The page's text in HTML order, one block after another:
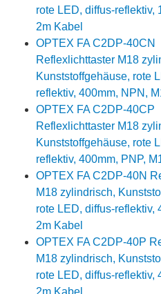
rote LED, diffus-reflektiv,
2m Kabel
OPTEX FA C2DP-40CN
Reflexlichttaster M18
Kunststoffgehäuse, rote
reflektiv, 400mm, NPN,
OPTEX FA C2DP-40CP
Reflexlichttaster M18
Kunststoffgehäuse, rote
reflektiv, 400mm, PNP,
OPTEX FA C2DP-40N
M18 zylindrisch,
rote LED, diffus-reflektiv,
2m Kabel
OPTEX FA C2DP-40P
M18 zylindrisch,
rote LED, diffus-reflektiv,
2m Kabel